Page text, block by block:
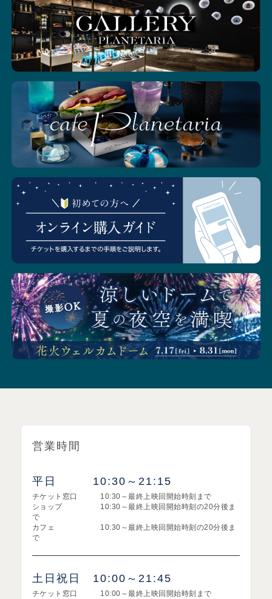
営業時間
平日 10:30～21:15
チケット窓口 10:30～最終上映回開始時刻まで
ショップ 10:30～最終上映回開始時刻の20分後ま
で
カフェ 10:30～最終上映回開始時刻の20分後ま
で
土日祝日 10:00～21:45
チケット窓口 10:00～最終上映回開始時刻まで